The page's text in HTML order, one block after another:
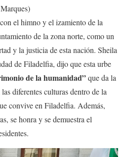
Marques)
el himno y el izamiento de la
de la zona norte, como un
y la justicia de esta nación. Sheila
de Filadelfia, dijo que esta urbe
de la humanidad”que da la
diferentes culturas dentro de la
convive en Filadelfia. Además,
se honra y se demuestra el